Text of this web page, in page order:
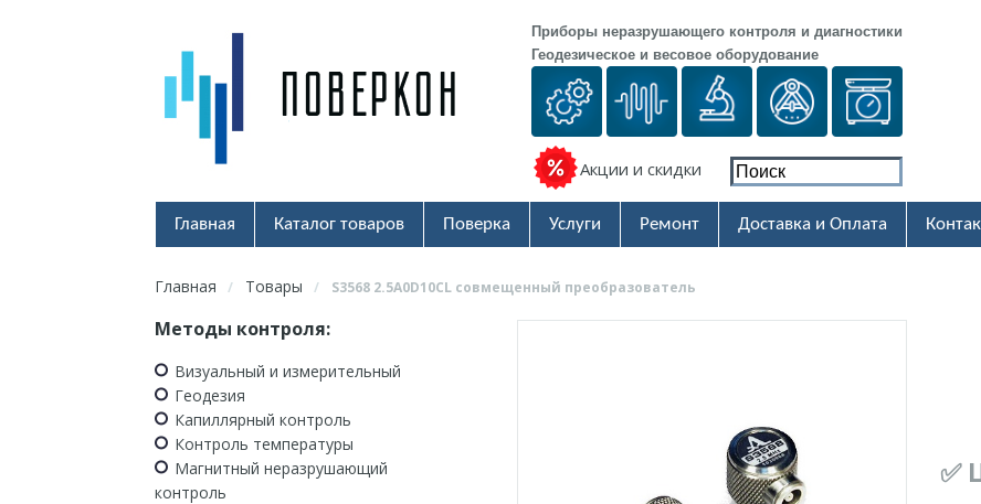
Приборы неразрушающего контроля и диагностики
Геодезическое и весовое оборудование
Акции и скидки
Главная Каталог товаров Поверка Услуги Ремонт Доставка и Оплата
Главная / Товары / S3568 2.5A0D10CL совмещенный преобразователь
✅
Методы контроля:
Визуальный и измерительный
Геодезия
Капиллярный контроль
Контроль температуры
Магнитный неразрушающий
контроль